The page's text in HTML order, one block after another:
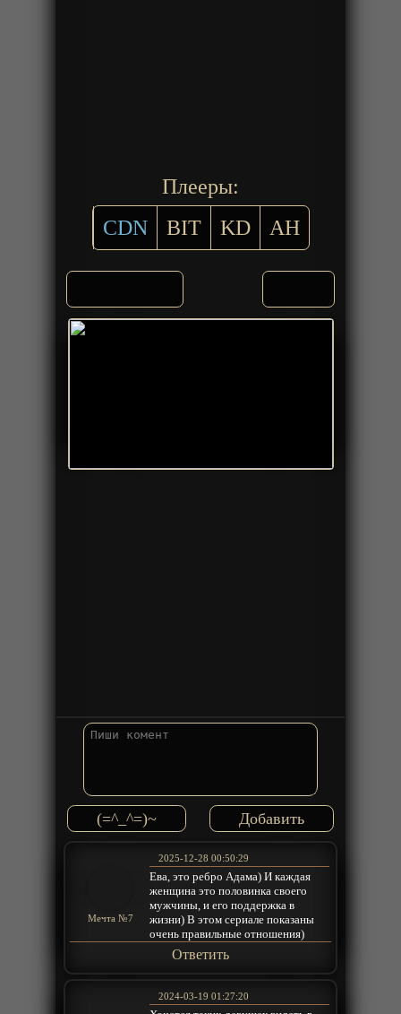
Плееры:
CDN
BIT KD AH
(=^_^=)~
Мечта №7
2025-12-28 00:50:29
Ева, это ребро Адама) И каждая
женщина это половинка своего
мужчины, и его поддержка в
жизни) В этом сериале показаны
очень правильные отношения)
Ответить
2024-03-19 01:27:20